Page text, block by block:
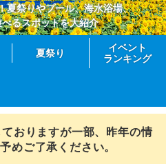
夏祭りやプール、海水浴場、
るスポットを大紹介
夏祭り
イベント
ランキング
おりますが一部、昨年の情
めご了承ください。